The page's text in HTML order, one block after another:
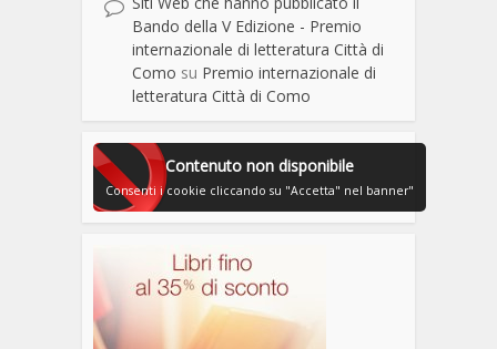
Bando della V Edizione - Premio
internazionale di letteratura Città di
Como su Premio internazionale di
letteratura Città di Como
Contenuto non disponibile
Consenti i cookie cliccando su "Accetta" nel banner"